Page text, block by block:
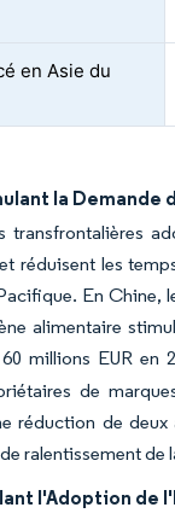
en Asie du
la Demande
réduisent les
En
alimentaire
millions EUR en
de
réduction de
ralentissement
l'Adoption de